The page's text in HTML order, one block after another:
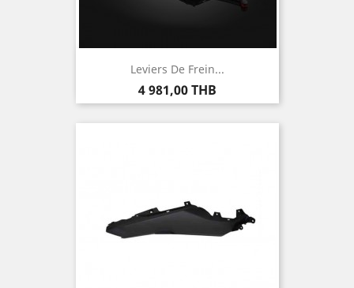
Leviers De Frein...
Prix
4 981,00 THB